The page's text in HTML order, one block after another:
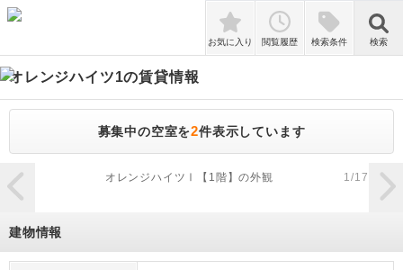
検索
お気に入り 閲覧履歴 検索条件 検索
オレンジハイツ1の賃貸情報
募集中の空室を2件表示しています
zoom_in
オレンジハイツⅠ【1階】の外観 1/17
建物情報